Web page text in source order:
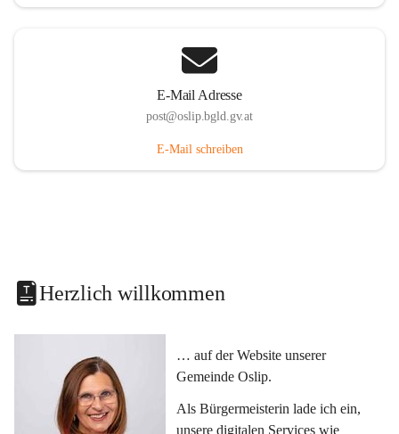
E-Mail Adresse
post@oslip.bgld.gv.at
E-Mail schreiben
Herzlich willkommen
… auf der Website unserer
Gemeinde Oslip.
Als Bürgermeisterin lade ich ein,
unsere digitalen Services wie